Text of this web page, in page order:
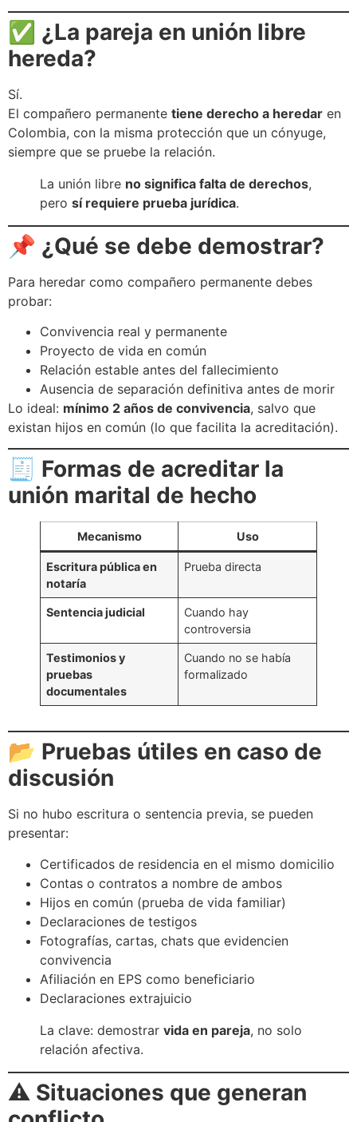
✅ ¿La pareja en unión libre
hereda?
Sí.
El compañero permanente tiene derecho a heredar en
Colombia, con la misma protección que un cónyuge,
siempre que se pruebe la relación.
La unión libre no significa falta de derechos,
pero sí requiere prueba jurídica.
📌 ¿Qué se debe demostrar?
Para heredar como compañero permanente debes
probar:
Convivencia real y permanente
Proyecto de vida en común
Relación estable antes del fallecimiento
Ausencia de separación definitiva antes de morir
Lo ideal: mínimo 2 años de convivencia, salvo que
existan hijos en común (lo que facilita la acreditación).
🧾 Formas de acreditar la
unión marital de hecho
Mecanismo Uso
Escritura pública en
notaría
Prueba directa
Sentencia judicial
Cuando hay
controversia
Testimonios y
pruebas
documentales
Cuando no se había
formalizado
📂 Pruebas útiles en caso de
discusión
Si no hubo escritura o sentencia previa, se pueden
presentar:
Certificados de residencia en el mismo domicilio
Contas o contratos a nombre de ambos
Hijos en común (prueba de vida familiar)
Declaraciones de testigos
Fotografías, cartas, chats que evidencien
convivencia
Afiliación en EPS como beneficiario
Declaraciones extrajuicio
La clave: demostrar vida en pareja, no solo
relación afectiva.
⚠️ Situaciones que generan